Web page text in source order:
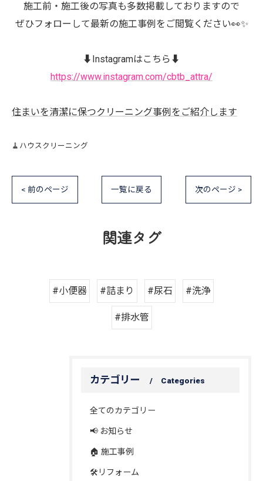
施工前・施工後の写真も多数掲載しておりますので
ぜひフォローして最新の施工事例をご閲覧ください👀✨
⬇️Instagramはこちら⬇️
https://www.instagram.com/cbtb_attra/
住まいを清潔に保つクリーニング事例をご紹介します
🧹ハウスクリーニング
< 前のページ 一覧に戻る 次のページ >
関連タグ
#小便器 #詰まり #尿石 #洗浄
#排水管
カテゴリー Categories
全てのカテゴリー
📢 お知らせ
🏠 施工事例
🛠️リフォーム